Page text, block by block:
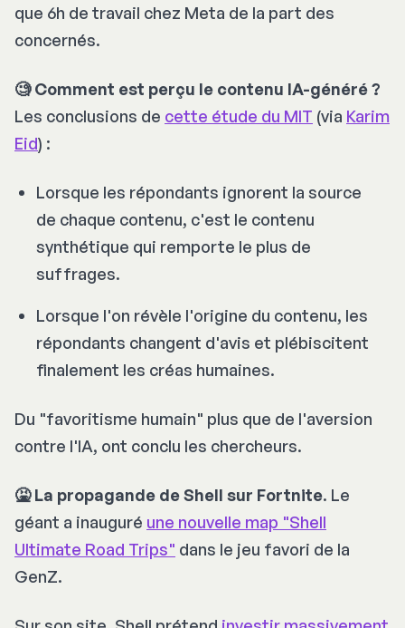
que 6h de travail chez Meta de la part des
concernés.
🧐 Comment est perçu le contenu IA-généré ?
Les conclusions de cette étude du MIT (via Karim
Eid) :
Lorsque les répondants ignorent la source
de chaque contenu, c'est le contenu
synthétique qui remporte le plus de
suffrages.
Lorsque l'on révèle l'origine du contenu, les
répondants changent d'avis et plébiscitent
finalement les créas humaines.
Du "favoritisme humain" plus que de l'aversion
contre l'IA, ont conclu les chercheurs.
🤮 La propagande de Shell sur Fortnite. Le
géant a inauguré une nouvelle map "Shell
Ultimate Road Trips" dans le jeu favori de la
GenZ.